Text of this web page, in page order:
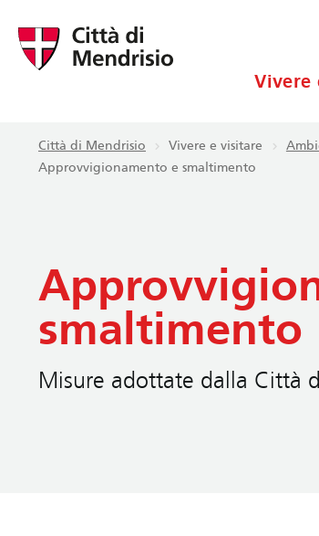
Vivere
Città di Mendrisio Vivere e visitare
Approvvigionamento e smaltimento
smaltimento
Misure adottate dalla Città